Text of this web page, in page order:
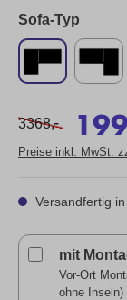
Sofa-Typ
3368,-
Preise inkl. MwSt.
Versandfertig
mit
Vor-Ort
ohne Inseln)